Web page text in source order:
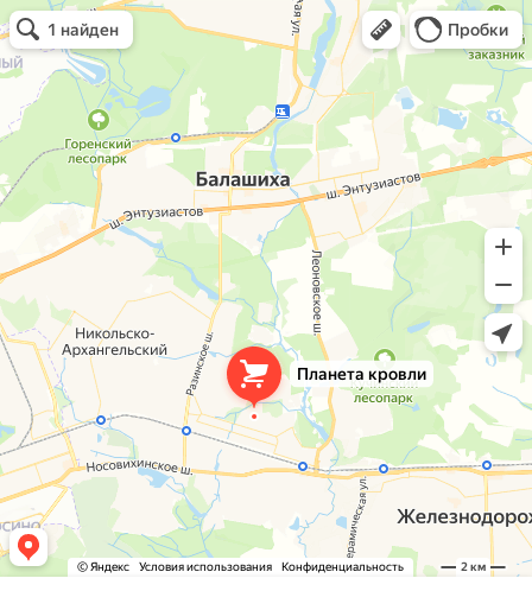
Планета кровли
Кровля и кровельные материалы в Балашихе
Окна в Балашихе